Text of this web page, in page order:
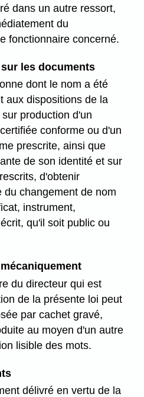
dans un autre ressort,
du
fonctionnaire concerné.
les documents
dont le nom a été
aux dispositions de la
production d'un
conforme ou d'un
prescrite, ainsi que
de son identité et sur
d'obtenir
du changement de nom
instrument,
qu'il soit public ou
du directeur qui est
de la présente loi peut
par cachet gravé,
au moyen d'un autre
lisible des mots.
délivré en vertu de la